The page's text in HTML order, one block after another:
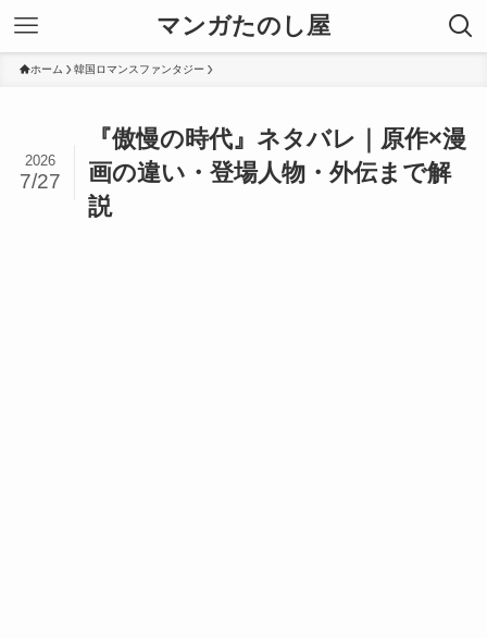
マンガたのし屋
ホーム 韓国ロマンスファンタジー
『傲慢の時代』ネタバレ｜原作×漫
画の違い・登場人物・外伝まで解
説
2026
7/27